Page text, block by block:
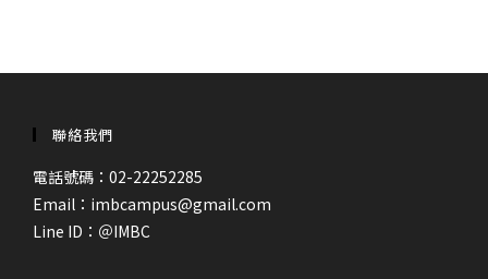
聯絡我們
電話號碼：02-22252285
Email：imbcampus@gmail.com
Line ID： ＠IMBC